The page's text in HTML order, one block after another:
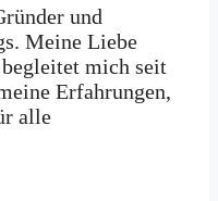
und
Meine Liebe
mich seit
Erfahrungen,
alle